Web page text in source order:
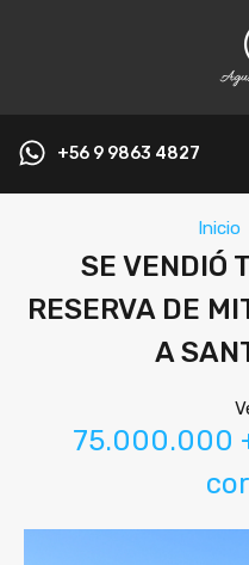
+56 9 9863 4827
Inicio
SE VENDIÓ
RESERVA DE
A
75.000.000